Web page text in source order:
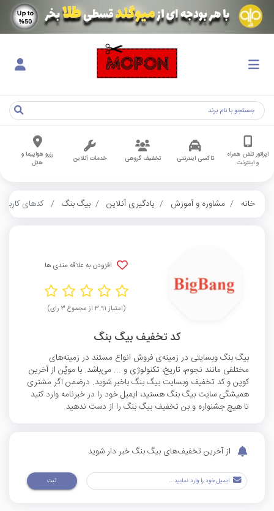
اپراتور تلفن همراه
و اینترنت
تاکسی اینترنتی تخفیف گروهی خدمات آنلاین
رزرو هواپیما و
هتل
خانه مشاوره و آموزش یادگیری آنلاین بیگ بنگ کدهای
افزودن به علاقه مندی ها
(امتیاز ۳.۹۱ از مجموع ۳ رای)
کد تخفیف بیگ بنگ
بیگ بنگ وبسایتی در زمینه‌ی فروش انواع مستند‌ در زمینه‌های
مختلفی مانند نجوم، تاریخ، تکنولوژی و ... می‌باشد. با موپُن از آخرین
کوپن و کد تخفیف وبسایت بیگ بنگ باخبر شوید. درضمن اگر مشتری
همیشگی سایت بیگ بنگ هستید، ایمیل خود را در خبرنامه وارد کنید
تا هیچ جشنواره و بن تخفیف بیگ بنگ را از دست ندهید.
از آخرین تخفیف‌های بیگ بنگ خبر دار شوید
ثبت